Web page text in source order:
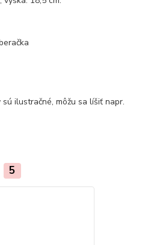
sú ilustračné, môžu sa líšiť napr.
5